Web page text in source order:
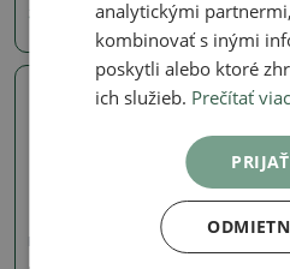
3.93 €
analytickými
kombinovať s inými
poskytli alebo ktoré
ich služieb. Prečítať viac